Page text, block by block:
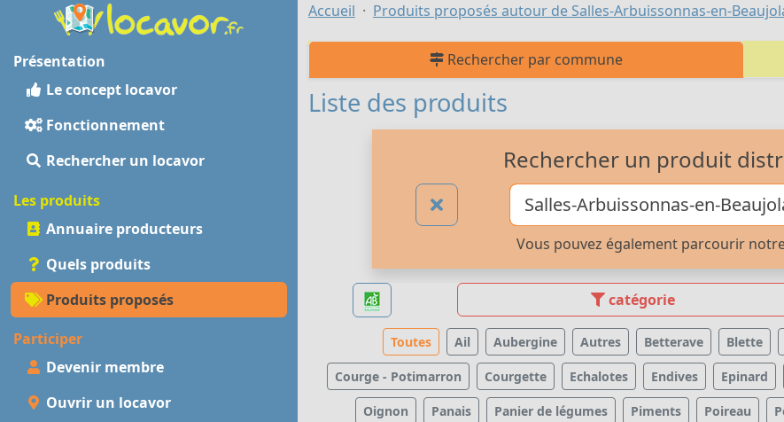
Présentation
Le concept locavor
Fonctionnement
Rechercher un locavor
Les produits
Annuaire producteurs
Quels produits
Produits proposés
Participer
Devenir membre
Ouvrir un locavor
Accueil Produits proposés autour de Salles-Arbuissonnas-en-
Rechercher par commune
Liste des produits
Rechercher un produit
Vous pouvez également parcourir
catégorie
Toutes Ail Aubergine Autres Betterave Blette
Courge - Potimarron Courgette Echalotes Endives Epinard
Oignon Panais Panier de légumes Piments Poireau